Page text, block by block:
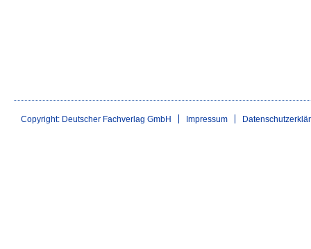
Copyright: Deutscher Fachverlag GmbH Impressum